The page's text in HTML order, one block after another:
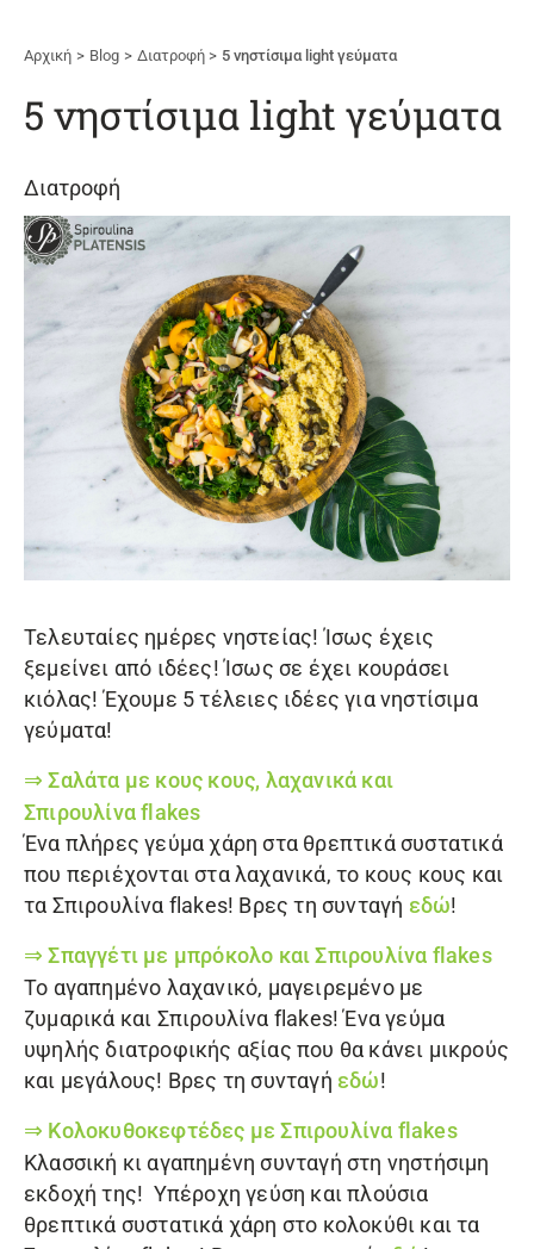
Αρχική Blog Διατροφή 5 νηστίσιμα light γεύματα
5 νηστίσιμα light γεύματα
Διατροφή
Τελευταίες ημέρες νηστείας! Ίσως έχεις
ξεμείνει από ιδέες! Ίσως σε έχει κουράσει
κιόλας! Έχουμε 5 τέλειες ιδέες για νηστίσιμα
γεύματα!
⇒ Σαλάτα με κους κους, λαχανικά και
Σπιρουλίνα flakes
Ένα πλήρες γεύμα χάρη στα θρεπτικά συστατικά
που περιέχονται στα λαχανικά, το κους κους και
τα Σπιρουλίνα flakes! Βρες τη συνταγή εδώ!
⇒ Σπαγγέτι με μπρόκολο καιΣπιρουλίνα flakes
Το αγαπημένο λαχανικό, μαγειρεμένο με
ζυμαρικά και Σπιρουλίνα flakes! Ένα γεύμα
υψηλής διατροφικής αξίας που θα κάνει μικρούς
και μεγάλους! Βρες τη συνταγή εδώ!
⇒ Κολοκυθοκεφτέδες μεΣπιρουλίνα flakes
Κλασσική κι αγαπημένη συνταγή στη νηστήσιμη
εκδοχή της! Υπέροχη γεύση και πλούσια
θρεπτικά συστατικά χάρη στο κολοκύθι και τα